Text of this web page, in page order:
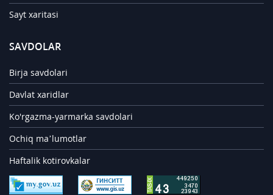
Sayt xaritasi
SAVDOLAR
Birja savdolari
Davlat xaridlar
Ko'rgazma-yarmarka savdolari
Ochiq ma’lumotlar
Haftalik kotirovkalar